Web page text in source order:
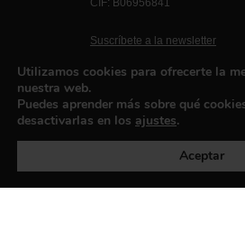
CIF: B06956841
Suscríbete a la newsletter
Política de privacidad
Utilizamos cookies para ofrecerte la
nuestra web.
Puedes aprender más sobre qué
desactivarlas en los ajustes.
Aceptar